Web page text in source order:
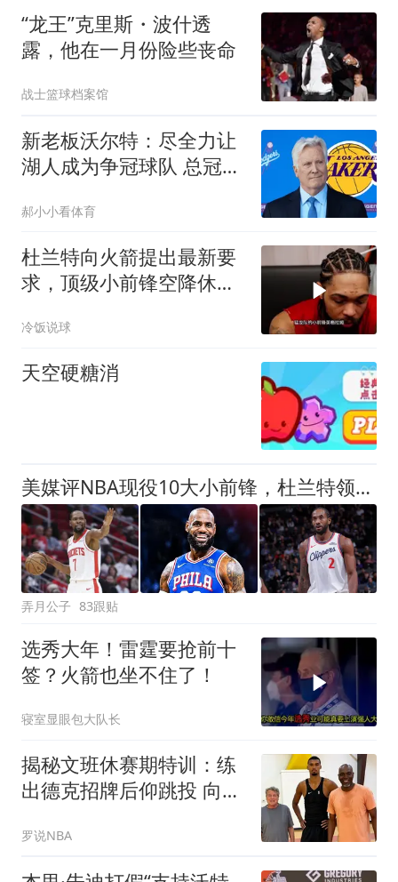
“龙王”克里斯・波什透
露，他在一月份险些丧命
战士篮球档案馆
新老板沃尔特：尽全力让
湖人成为争冠球队 总冠军
郝小小看体育
杜兰特向火箭提出最新要
求，顶级小前锋空降休
冷饭说球
天空硬糖消
美媒评NBA现役10大小前锋，杜兰特领衔，詹姆斯第4，杨瀚森队友上榜
弄月公子 83跟贴
选秀大年！雷霆要抢前十
签？火箭也坐不住了！
寝室显眼包大队长
揭秘文班休赛期特训：练
出德克招牌后仰跳投 向大
罗说NBA